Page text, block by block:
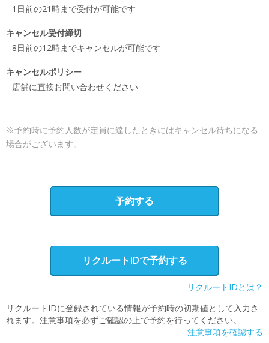
1日前の21時まで受付が可能です
キャンセル受付締切
8日前の12時までキャンセルが可能です
キャンセルポリシー
店舗に直接お問い合わせください
※予約時に予約人数が定員に達したときにはキャンセル待ちになる
場合がございます。
予約する
リクルートIDで予約する
リクルートIDとは？
リクルートIDに登録されている情報が予約時の初期値として入力さ
れます。注意事項を必ずご確認の上で予約を行ってください。
注意事項を確認する